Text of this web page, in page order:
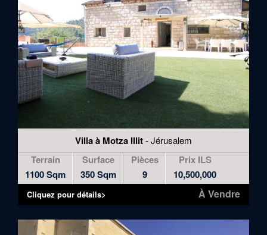
Villa à Motza Illit- Jérusalem
Terrain
1100 Sqm
Surface
350 Sqm
Pièces
9
Prix ILS
10,500,000
À Vendre
Cliquez pour détails>